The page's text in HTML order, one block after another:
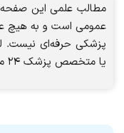
مطالب علمی این صفحه
عمومی است و به هیچ
پزشکی حرفه‌ای نیست.
یا متخصص پزشک ۲۴ مشورت کنید.